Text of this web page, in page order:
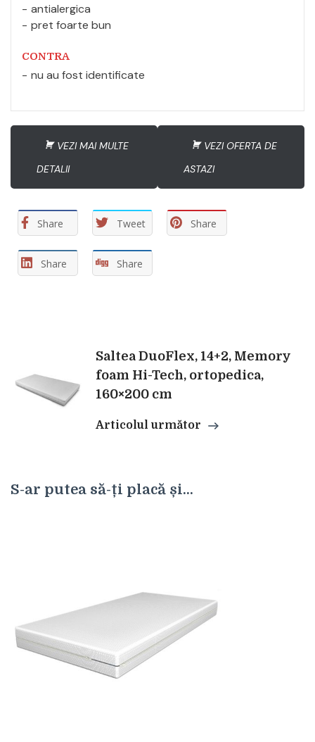
antialergica
pret foarte bun
CONTRA
nu au fost identificate
VEZI MAI MULTE
DETALII
VEZI OFERTA DE
ASTAZI
Share Tweet Share
Share Share
Navigare
în
Saltea DuoFlex, 14+2, Memory
foam Hi-Tech, ortopedica,
160×200 cm
Articolul următor
S-ar putea să-ți placă și...